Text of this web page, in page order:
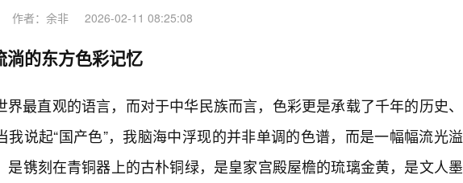
作者：余非 2026-02-11 08:25:08
淌的东方色彩记忆
界最直观的语言，而对于中华民族而言，色彩更是承载了千年的历史、
我说起“国产色”，我脑海中浮现的并非单调的色谱，而是一幅幅流光溢
是镌刻在青铜器上的古朴铜绿，是皇家宫殿屋檐的琉璃金黄，是文人墨